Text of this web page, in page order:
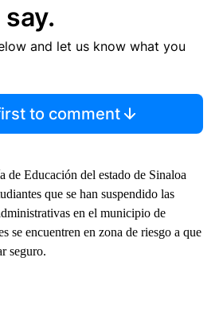
and let us know what you
to comment
de Educación del estado de Sinaloa
que se han suspendido las
en el municipio de
se encuentren en zona de riesgo a que
seguro.